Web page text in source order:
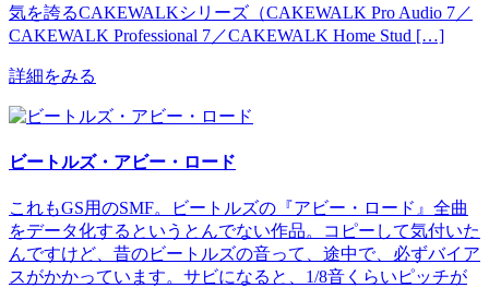
気を誇るCAKEWALKシリーズ（CAKEWALK Pro Audio 7／
CAKEWALK Professional 7／CAKEWALK Home Stud […]
詳細をみる
ビートルズ・アビー・ロード
これもGS用のSMF。ビートルズの『アビー・ロード』全曲
をデータ化するというとんでない作品。コピーして気付いた
んですけど、昔のビートルズの音って、途中で、必ずバイア
スがかかっています。サビになると、1/8音くらいピッチが